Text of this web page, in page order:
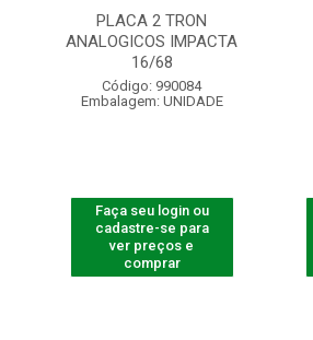
PLACA 2 TRON
ANALOGICOS IMPACTA
16/68
Código: 990084
Embalagem: UNIDADE
Faça seu login ou
cadastre-se para
ver preços e
comprar